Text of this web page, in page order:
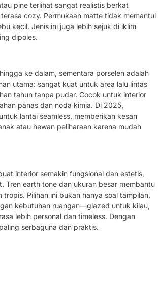
pine terlihat sangat realistis berkat
cozy. Permukaan matte tidak memantul
kecil. Jenis ini juga lebih sejuk di iklim
dipoles.
ke dalam, sementara porselen adalah
utama: sangat kuat untuk area lalu lintas
tahun tanpa pudar. Cocok untuk interior
panas dan noda kimia. Di 2025,
lantai seamless, memberikan kesan
atau hewan peliharaan karena mudah
interior semakin fungsional dan estetis,
earth tone dan ukuran besar membantu
Pilihan ini bukan hanya soal tampilan,
kebutuhan ruangan—glazed untuk kilau,
lebih personal dan timeless. Dengan
serbaguna dan praktis.